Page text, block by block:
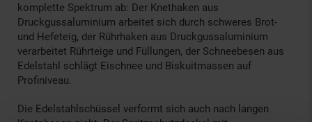
komplette Spektrum ab: Der Knethaken aus
Druckgussaluminium arbeitet sich durch schweres Brot-
und Hefeteig, der Rührhaken aus Druckgussaluminium
verarbeitet Rührteige und Füllungen, der Schneebesen aus
Edelstahl schlägt Eischnee und Biskuitmassen auf
Profiniveau.
Die Edelstahlschüssel verformt sich auch nach langen